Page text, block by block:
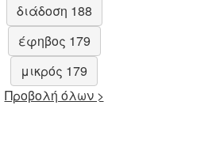
διάδοση 188
έφηβος 179
μικρός 179
Προβολή όλων >